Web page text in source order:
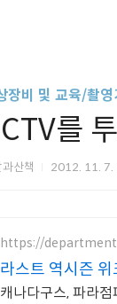
장비 및 교육/촬영
를
산책 2012. 11. 7.
https://
라스트 역시즌
캐나다구스, 파라